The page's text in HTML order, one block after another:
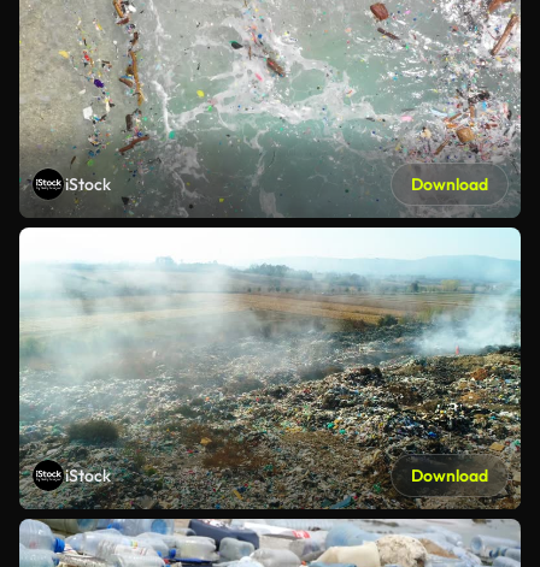
iStock Download
iStock Download